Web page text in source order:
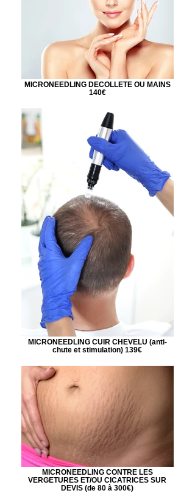
MICRONEEDLING DECOLLETE OU MAINS
140€
MICRONEEDLING CUIR CHEVELU (anti-
chute et stimulation) 139€
MICRONEEDLING CONTRE LES
VERGETURES ET/OU CICATRICES SUR
DEVIS (de 80 à 300€)